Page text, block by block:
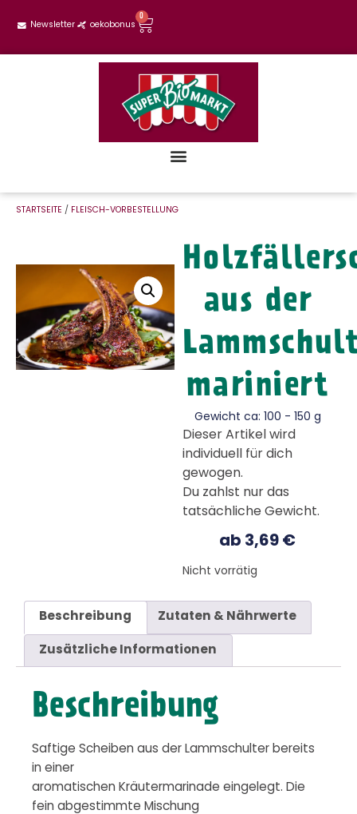
Newsletter oekobonus
0
STARTSEITE / FLEISCH-VORBESTELLUNG
aus der
mariniert
Gewicht ca: 100 - 150 g
Dieser Artikel wird
individuell für dich
gewogen.
Du zahlst nur das
tatsächliche Gewicht.
ab 3,69 €
Nicht vorrätig
Beschreibung Zutaten & Nährwerte
Zusätzliche Informationen
Beschreibung
Saftige Scheiben aus der Lammschulter bereits
in einer
aromatischen Kräutermarinade eingelegt. Die
fein abgestimmte Mischung